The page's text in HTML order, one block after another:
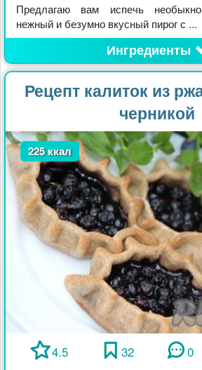
Предлагаю вам испечь
нежный и безумно вкусный пирог с ...
Ингредиенты
Рецепт калиток из
черникой
225 ккал
4.5 32 0